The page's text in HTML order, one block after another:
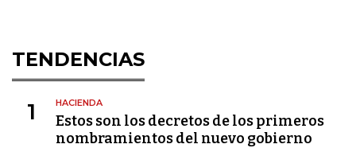
TENDENCIAS
1 HACIENDA
Estos son los decretos de los primeros
nombramientos del nuevo gobierno